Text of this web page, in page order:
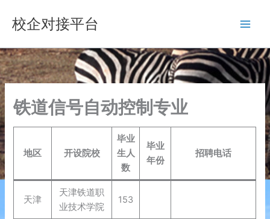
容
校企对接平台
铁道信号自动控制专业
地区 开设院校
毕业
生人
数
毕业
年份
招聘电话
天津
天津铁道职
业技术学院
153